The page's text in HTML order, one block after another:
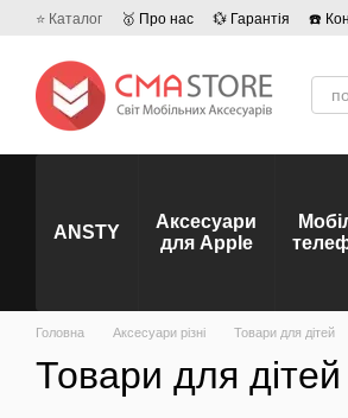
Перейти до основного контенту
⭐ Каталог 🥇 Про нас 💱 Гарантія ☎️
ANSTY
Аксесуари
для Apple
Головна Аксесуари різні Товари для дітей
Товари для дітей